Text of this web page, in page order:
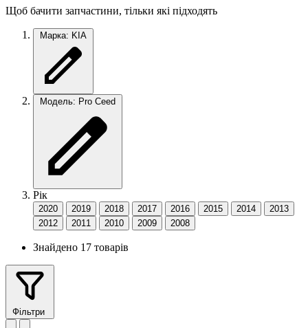
Щоб бачити запчастини, тільки які підходять
Марка: KIA
Модель: Pro Ceed
Рік
2020 2019 2018 2017 2016 2015 2014
2013
2012
2011 2010 2009 2008
Знайдено 17 товарів
Фільтри